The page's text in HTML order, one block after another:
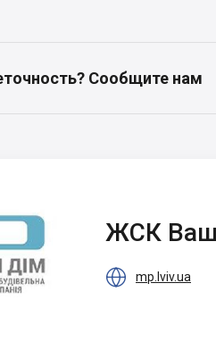
Сообщите нам
ЖСК
 mp.lviv.ua